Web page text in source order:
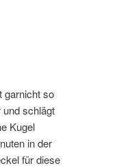
garnicht so
schlägt
Kugel
in der
für diese